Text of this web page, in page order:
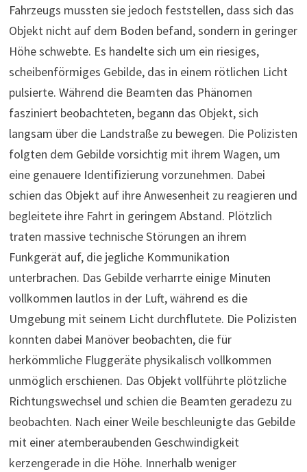
Fahrzeugs mussten sie jedoch feststellen, dass sich das
Objekt nicht auf dem Boden befand, sondern in geringer
Höhe schwebte. Es handelte sich um ein riesiges,
scheibenförmiges Gebilde, das in einem rötlichen Licht
pulsierte. Während die Beamten das Phänomen
fasziniert beobachteten, begann das Objekt, sich
langsam über die Landstraße zu bewegen. Die Polizisten
folgten dem Gebilde vorsichtig mit ihrem Wagen, um
eine genauere Identifizierung vorzunehmen. Dabei
schien das Objekt auf ihre Anwesenheit zu reagieren und
begleitete ihre Fahrt in geringem Abstand. Plötzlich
traten massive technische Störungen an ihrem
Funkgerät auf, die jegliche Kommunikation
unterbrachen. Das Gebilde verharrte einige Minuten
vollkommen lautlos in der Luft, während es die
Umgebung mit seinem Licht durchflutete. Die Polizisten
konnten dabei Manöver beobachten, die für
herkömmliche Fluggeräte physikalisch vollkommen
unmöglich erschienen. Das Objekt vollführte plötzliche
Richtungswechsel und schien die Beamten geradezu zu
beobachten. Nach einer Weile beschleunigte das Gebilde
mit einer atemberaubenden Geschwindigkeit
kerzengerade in die Höhe. Innerhalb weniger